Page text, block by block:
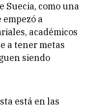
Suecia, como una
a
académicos
a tener metas
siendo
está en las